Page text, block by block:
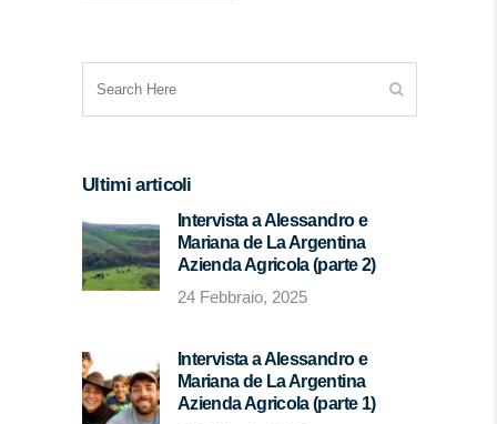
Ultimi articoli
Intervista a Alessandro e
Mariana de La Argentina
Azienda Agricola (parte 2)
24 Febbraio, 2025
Intervista a Alessandro e
Mariana de La Argentina
Azienda Agricola (parte 1)